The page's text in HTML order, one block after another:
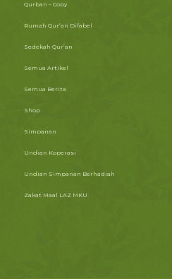
Qurban – Copy
Rumah Qur’an Difabel
Sedekah Qur’an
Semua Artikel
Semua Berita
Shop
Simpanan
Undian Koperasi
Undian Simpanan Berhadiah
Zakat Maal LAZ MKU